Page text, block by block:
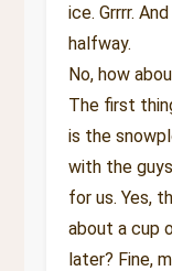
ice. Grrrr.
halfway.
No, how
The first
is the
with the
for us. Yes,
about a cup
later? Fine,